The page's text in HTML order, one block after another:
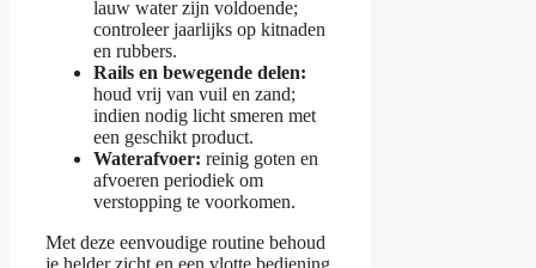
lauw water zijn voldoende;
controleer jaarlijks op kitnaden
en rubbers.
Rails en bewegende delen:
houd vrij van vuil en zand;
indien nodig licht smeren met
een geschikt product.
Waterafvoer: reinig goten en
afvoeren periodiek om
verstopping te voorkomen.
Met deze eenvoudige routine behoud
je helder zicht en een vlotte bediening.